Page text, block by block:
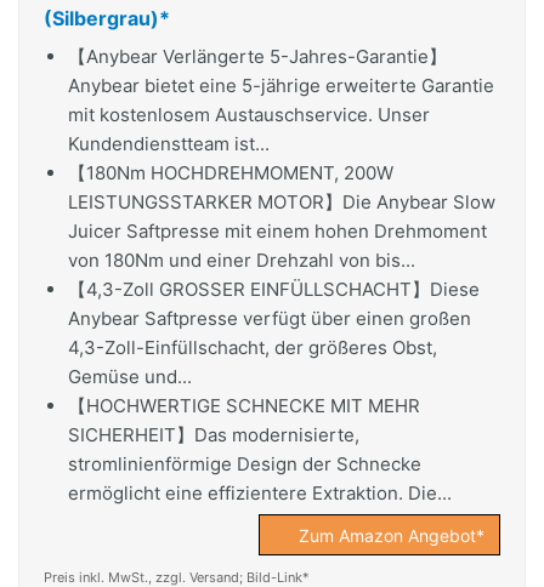
(Silbergrau)*
【Anybear Verlängerte 5-Jahres-Garantie】
Anybear bietet eine 5-jährige erweiterte Garantie
mit kostenlosem Austauschservice. Unser
Kundendienstteam ist...
【180Nm HOCHDREHMOMENT, 200W
LEISTUNGSSTARKER MOTOR】Die Anybear Slow
Juicer Saftpresse mit einem hohen Drehmoment
von 180Nm und einer Drehzahl von bis...
【4,3-Zoll GROSSER EINFÜLLSCHACHT】Diese
Anybear Saftpresse verfügt über einen großen
4,3-Zoll-Einfüllschacht, der größeres Obst,
Gemüse und...
【HOCHWERTIGE SCHNECKE MIT MEHR
SICHERHEIT】Das modernisierte,
stromlinienförmige Design der Schnecke
ermöglicht eine effizientere Extraktion. Die...
Zum Amazon Angebot*
Preis inkl. MwSt., zzgl. Versand; Bild-Link*